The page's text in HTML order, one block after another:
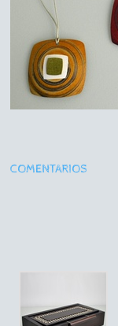
COMENTARIOS